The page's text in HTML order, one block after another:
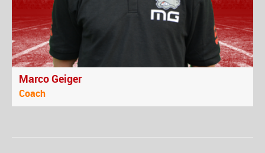
Marco Geiger
Coach